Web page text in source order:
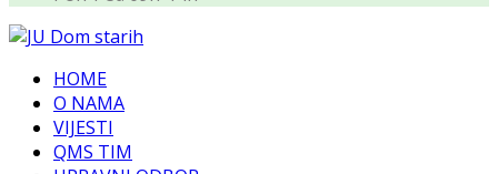
HOME
O NAMA
VIJESTI
QMS TIM